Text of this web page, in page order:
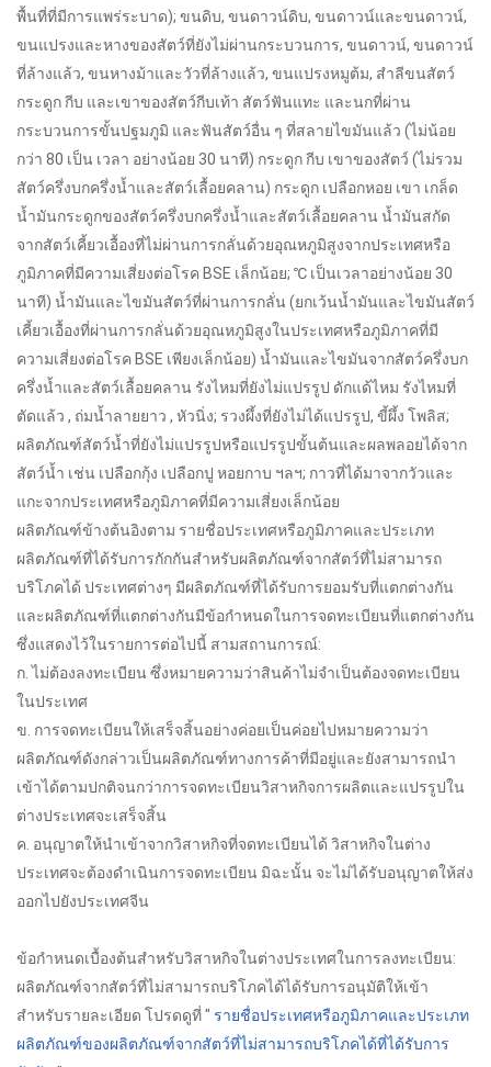
พื้นที่ที่มีการแพร่ระบาด); ขนดิบ, ขนดาวน์ดิบ, ขนดาวน์และขนดาวน์,
ขนแปรงและหางของสัตว์ที่ยังไม่ผ่านกระบวนการ, ขนดาวน์, ขนดาวน์
ที่ล้างแล้ว, ขนหางม้าและวัวที่ล้างแล้ว, ขนแปรงหมูต้ม, สำลีขนสัตว์
กระดูก กีบ และเขาของสัตว์กีบเท้า สัตว์ฟันแทะ และนกที่ผ่าน
กระบวนการขั้นปฐมภูมิ และฟันสัตว์อื่น ๆ ที่สลายไขมันแล้ว (ไม่น้อย
กว่า 80 เป็น เวลา อย่างน้อย 30 นาที) กระดูก กีบ เขาของสัตว์ (ไม่รวม
สัตว์ครึ่งบกครึ่งน้ำและสัตว์เลื้อยคลาน) กระดูก เปลือกหอย เขา เกล็ด
น้ำมันกระดูกของสัตว์ครึ่งบกครึ่งน้ำและสัตว์เลื้อยคลาน น้ำมันสกัด
จากสัตว์เคี้ยวเอื้องที่ไม่ผ่านการกลั่นด้วยอุณหภูมิสูงจากประเทศหรือ
ภูมิภาคที่มีความเสี่ยงต่อโรค BSE เล็กน้อย; ℃ เป็นเวลาอย่างน้อย 30
นาที) น้ำมันและไขมันสัตว์ที่ผ่านการกลั่น (ยกเว้นน้ำมันและไขมันสัตว์
เคี้ยวเอื้องที่ผ่านการกลั่นด้วยอุณหภูมิสูงในประเทศหรือภูมิภาคที่มี
ความเสี่ยงต่อโรค BSE เพียงเล็กน้อย) น้ำมันและไขมันจากสัตว์ครึ่งบก
ครึ่งน้ำและสัตว์เลื้อยคลาน รังไหมที่ยังไม่แปรรูป ดักแด้ไหม รังไหมที่
ตัดแล้ว , ถ่มน้ำลายยาว , หัวนิ่ง; รวงผึ้งที่ยังไม่ได้แปรรูป, ขี้ผึ้ง โพลิส;
ผลิตภัณฑ์สัตว์น้ำที่ยังไม่แปรรูปหรือแปรรูปขั้นต้นและผลพลอยได้จาก
สัตว์น้ำ เช่น เปลือกกุ้ง เปลือกปู หอยกาบ ฯลฯ; กาวที่ได้มาจากวัวและ
แกะจากประเทศหรือภูมิภาคที่มีความเสี่ยงเล็กน้อย
ผลิตภัณฑ์ข้างต้นอิงตาม รายชื่อประเทศหรือภูมิภาคและประเภท
ผลิตภัณฑ์ที่ได้รับการกักกันสำหรับผลิตภัณฑ์จากสัตว์ที่ไม่สามารถ
บริโภคได้ ประเทศต่างๆ มีผลิตภัณฑ์ที่ได้รับการยอมรับที่แตกต่างกัน
และผลิตภัณฑ์ที่แตกต่างกันมีข้อกำหนดในการจดทะเบียนที่แตกต่างกัน
ซึ่งแสดงไว้ในรายการต่อไปนี้ สามสถานการณ์:
ก. ไม่ต้องลงทะเบียน ซึ่งหมายความว่าสินค้าไม่จำเป็นต้องจดทะเบียน
ในประเทศ
ข. การจดทะเบียนให้เสร็จสิ้นอย่างค่อยเป็นค่อยไปหมายความว่า
ผลิตภัณฑ์ดังกล่าวเป็นผลิตภัณฑ์ทางการค้าที่มีอยู่และยังสามารถนำ
เข้าได้ตามปกติจนกว่าการจดทะเบียนวิสาหกิจการผลิตและแปรรูปใน
ต่างประเทศจะเสร็จสิ้น
ค. อนุญาตให้นำเข้าจากวิสาหกิจที่จดทะเบียนได้ วิสาหกิจในต่าง
ประเทศจะต้องดำเนินการจดทะเบียน มิฉะนั้น จะไม่ได้รับอนุญาตให้ส่ง
ออกไปยังประเทศจีน
ข้อกำหนดเบื้องต้นสำหรับวิสาหกิจในต่างประเทศในการลงทะเบียน:
ผลิตภัณฑ์จากสัตว์ที่ไม่สามารถบริโภคได้ได้รับการอนุมัติให้เข้า
สำหรับรายละเอียด โปรดดูที่ " รายชื่อประเทศหรือภูมิภาคและประเภท
ผลิตภัณฑ์ของผลิตภัณฑ์จากสัตว์ที่ไม่สามารถบริโภคได้ที่ได้รับการ